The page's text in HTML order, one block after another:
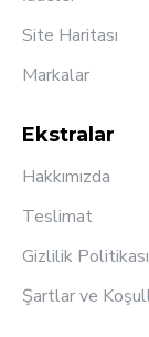
Site Haritası
Markalar
Ekstralar
Hakkımızda
Teslimat
Gizlilik Politikası
Şartlar ve